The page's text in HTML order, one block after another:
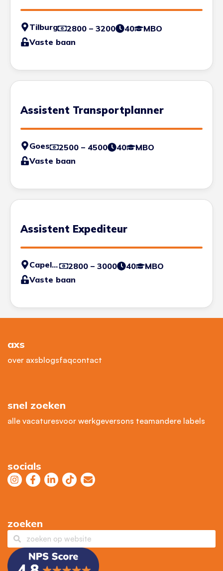
Tilburg 2800 – 3200 40
MBO
Vaste baan
Assistent Transportplanner
Goes 2500 – 4500 40
MBO
Vaste baan
Assistent Expediteur
Capelle aan de IJssel 2800 – 3000 40
MBO
Vaste baan
axs
over axsblogsfaqcontact
snel zoeken
alle vacaturesvoor werkgeversons teamandere labels
socials
zoeken